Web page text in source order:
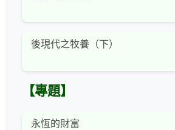
後現代之牧養（下）
【專題】
永恆的財富